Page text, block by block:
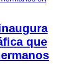
que